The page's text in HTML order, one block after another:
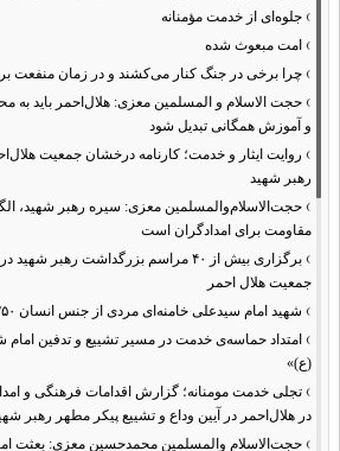
› جلوه‌ای از خدمت مؤمنانه
› امت مبعوث شده
› چرا برخی در جنگ کنار می‌کشند و در زمان منفعت
› حجت الاسلام و المسلمین معزی: هلال‌احمر باید به
و آموزش همگانی تبدیل شود
› روایت ایثار و خدمت؛ کارنامه درخشان جمعیت
رهبر شهید
› حجت‌الاسلام‌والمسلمین معزی: سیره رهبر شهید،
مقاومت برای امدادگران است
›
برگزاری بیش از ۴۰ مراسم بزرگداشت رهبر
جمعیت هلال احمر
› شهید امام سیدعلی خامنه‌ای مردی از جنس انسان ۲۵۰ ساله
› امتداد حماسه‌ی خدمت در مسیر تشییع و تدفین امام
(ع)»
› تجلی خدمت مومنانه؛ گزارش اقدامات فرهنگی و
در هلال‌احمر در آیین وداع و تشییع پیکر مطهر رهبر
› حجت‌الاسلام والمسلمین محمدحسین معزی: بعثت